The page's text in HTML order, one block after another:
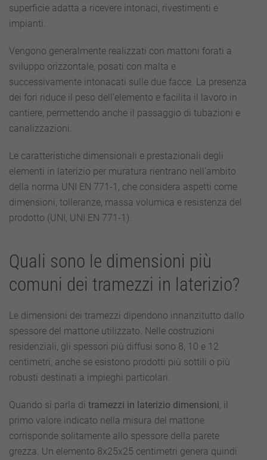
superficie adatta a ricevere intonaci, rivestimenti e
impianti.
Vengono generalmente realizzati con mattoni forati a
sviluppo orizzontale, posati con malta e
successivamente intonacati sulle due facce. La presenza
dei fori riduce il peso dell’elemento e facilita il lavoro in
cantiere, permettendo anche il passaggio di tubazioni e
canalizzazioni.
Le caratteristiche dimensionali e prestazionali degli
elementi in laterizio per muratura rientrano nell’ambito
della norma UNI EN 771-1, che considera aspetti come
dimensioni, tolleranze, massa volumica e resistenza del
prodotto (UNI, UNI EN 771-1).
Quali sono le dimensioni più
comuni dei tramezzi in laterizio?
Le dimensioni dei tramezzi dipendono innanzitutto dallo
spessore del mattone utilizzato. Nelle costruzioni
residenziali, gli spessori più diffusi sono 8, 10 e 12
centimetri, anche se esistono prodotti più sottili o più
robusti destinati a impieghi particolari.
Quando si parla di tramezzi in laterizio dimensioni, il
primo valore indicato nella misura del mattone
corrisponde solitamente allo spessore della parete
grezza. Un elemento 8x25x25 centimetri genera quindi